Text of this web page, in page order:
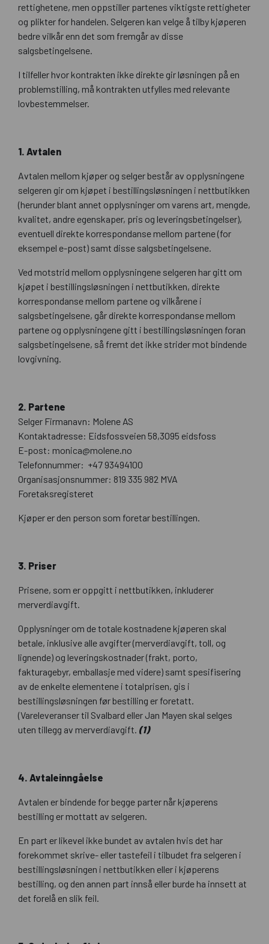
rettighetene, men oppstiller partenes viktigste rettigheter
og plikter for handelen. Selgeren kan velge å tilby kjøperen
bedre vilkår enn det som fremgår av disse
salgsbetingelsene.
I tilfeller hvor kontrakten ikke direkte gir løsningen på en
problemstilling, må kontrakten utfylles med relevante
lovbestemmelser.
1. Avtalen
Avtalen mellom kjøper og selger består av opplysningene
selgeren gir om kjøpet i bestillingsløsningen i nettbutikken
(herunder blant annet opplysninger om varens art, mengde,
kvalitet, andre egenskaper, pris og leveringsbetingelser),
eventuell direkte korrespondanse mellom partene (for
eksempel e-post) samt disse salgsbetingelsene.
Ved motstrid mellom opplysningene selgeren har gitt om
kjøpet i bestillingsløsningen i nettbutikken, direkte
korrespondanse mellom partene og vilkårene i
salgsbetingelsene, går direkte korrespondanse mellom
partene og opplysningene gitt i bestillingsløsningen foran
salgsbetingelsene, så fremt det ikke strider mot bindende
lovgivning.
2. Partene
Selger Firmanavn: Molene AS
Kontaktadresse: Eidsfossveien 58,3095 eidsfoss
E-post: monica@molene.no
Telefonnummer: +47 93494100
Organisasjonsnummer: 819 335 982 MVA
Foretaksregisteret
Kjøper er den person som foretar bestillingen.
3. Priser
Prisene, som er oppgitt i nettbutikken, inkluderer
merverdiavgift.
Opplysninger om de totale kostnadene kjøperen skal
betale, inklusive alle avgifter (merverdiavgift, toll, og
lignende) og leveringskostnader (frakt, porto,
fakturagebyr, emballasje med videre) samt spesifisering
av de enkelte elementene i totalprisen, gis i
bestillingsløsningen før bestilling er foretatt.
(Vareleveranser til Svalbard eller Jan Mayen skal selges
uten tillegg av merverdiavgift. (1)
4. Avtaleinngåelse
Avtalen er bindende for begge parter når kjøperens
bestilling er mottatt av selgeren.
En part er likevel ikke bundet av avtalen hvis det har
forekommet skrive- eller tastefeil i tilbudet fra selgeren i
bestillingsløsningen i nettbutikken eller i kjøperens
bestilling, og den annen part innså eller burde ha innsett at
det forelå en slik feil.